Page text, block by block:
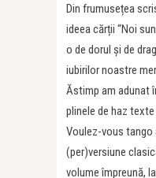
Din frumusețea
ideea cărții “Noi
o de dorul și de
iubirilor noastre
Ăstimp am adunat
plinele de haz
Voulez-vous tango
(per)versiune
volume împreună,